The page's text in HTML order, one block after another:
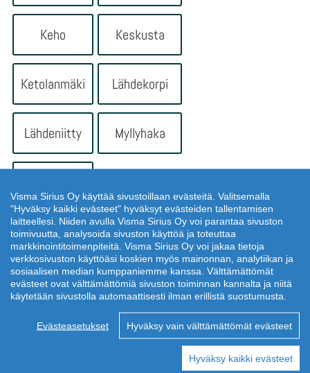
Visma Sirius Oy käyttää sivustoillaan evästeitä. Valitsemalla
"Hyväksy kaikki evästeet" hyväksyt evästeiden tallentamisen
laitteellesi. Niiden avulla Visma Sirius Oy voi parantaa sivuston
toimivuutta, analysoida sivuston käyttöä ja toteuttaa
markkinointitoimenpiteitä. Visma Sirius Oy voi jakaa tietoja
verkkosivuston käyttöäsi koskien myös mainonnan, analytiikan ja
sosiaalisen median kumppaniemme kanssa. Välttämättömät
evästeet ovat välttämättömiä sivuston toiminnan kannalta ja niitä
käytetään sivustolla automaattisesti ilman erillistä suostumusta.
Evästeasetukset Hyväksy vain välttämättömät evästeet
Hyväksy kaikki evästeet
Keho Keskusta
Ketolanmäki Lähdekorpi
Lähdeniitty Myllyhaka
Talotyyppi*
Kerrostalo Luhtitalo